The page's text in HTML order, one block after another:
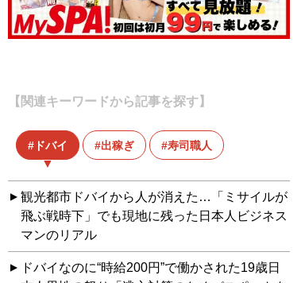
【関連キーワードから記事を探す】
ドバイ 出稼ぎ 寿司職人
観光都市ドバイから人が消えた…「ミサイルが
飛ぶ戦時下」でも現地に残った日本人ビジネス
マンのリアル
ドバイなのに“時給200円”で働かされた19歳日